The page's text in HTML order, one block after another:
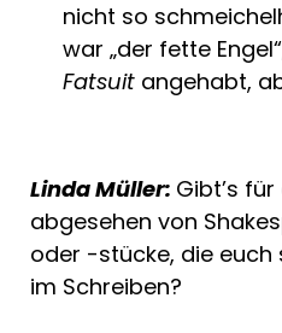
nicht so
war „der fette
Fatsuit angehabt,
Linda Müller: Gibt’s
abgesehen von
oder -stücke, die
im Schreiben?